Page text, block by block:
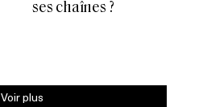
ses chaînes ?
Voir plus